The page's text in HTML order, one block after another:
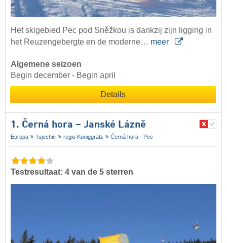
Het skigebied Pec pod Sněžkou is dankzij zijn ligging in
het Reuzengebergte en de moderne… meer
Algemene seizoen
Begin december - Begin april
Details
1. Černá hora – Janské Lázně
Europa Tsjechië regio Königgrätz Černá hora - Pec
Testresultaat: 4 van de 5 sterren